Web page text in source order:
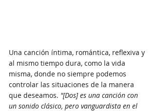
Una canción íntima, romántica, reflexiva y
al mismo tiempo dura, como la vida
misma, donde no siempre podemos
controlar las situaciones de la manera
que deseamos. "[Dos] es una canción con
un sonido clásico, pero vanguardista en el